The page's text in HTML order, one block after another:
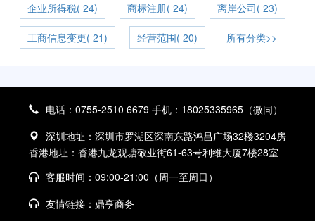
企业所得税( 24) 商标注册( 24) 离岸公司( 23)
工商信息变更( 21) 经营范围( 20) 所有分类>>
电话：0755-2510 6679 手机：18025335965（微同）
深圳地址：深圳市罗湖区深南东路鸿昌广场32楼3204房
香港地址：香港九龙观塘敬业街61-63号利维大厦7楼28室
客服时间：09:00-21:00（周一至周日）
友情链接： 鼎亨商务